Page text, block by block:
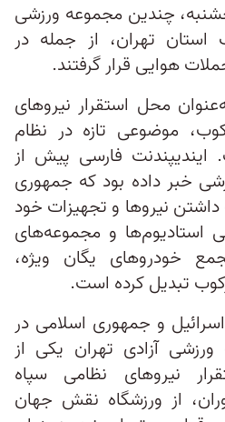
چندین مجموعه ورزشی
تهران، از جمله در
هوایی قرار گرفتند.
محل استقرار نیروهای
موضوعی تازه در نظام
فارسی پیش از
خبر داده بود که جمهوری
داشتن نیروها و تجهیزات خود
استادیوم‌ها و مجموعه‌های
خودروهای یگان ویژه،
تبدیل کرده است.
جنگ ۱۲ روزه اسرائیل و جمهوری اسلامی در
آزادی تهران یکی از
نیروهای نظامی سپاه
از ورزشگاه نقش جهان